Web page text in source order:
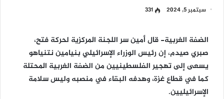
سبتمبر 5, 2024 331
الضفة الغربية- قال أمين سر اللجنة المركزية لحركة فتح،
صبري صيدم، إن رئيس الوزراء الإسرائيلي بنيامين نتنياهو
يسعى إلى تهجير الفلسطينيين من الضفة الغربية المحتلة
كما في قطاع غزة، وهدفه البقاء في منصبه وليس سلامة
الإسرائيليين.